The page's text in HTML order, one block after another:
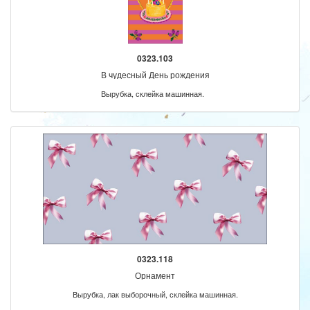
0323.103
В чудесный День рождения
Вырубка, склейка машинная.
0323.118
Орнамент
Вырубка, лак выборочный, склейка машинная.